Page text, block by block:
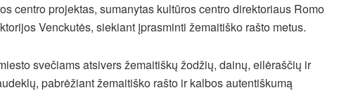
centro projektas, sumanytas kultūros centro direktoriaus Romo
Venckutės, siekiant įprasminti žemaitiško rašto metus.
svečiams atsivers žemaitiškų žodžių, dainų, eilėraščių ir
pabrėžiant žemaitiško rašto ir kalbos autentiškumą